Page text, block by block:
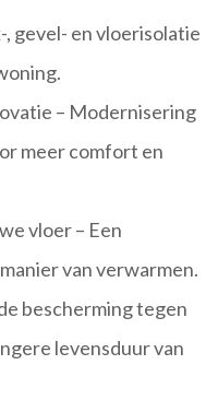
gevel- en vloerisolatie
– Modernisering
meer comfort en
vloer – Een
van verwarmen.
bescherming tegen
levensduur van